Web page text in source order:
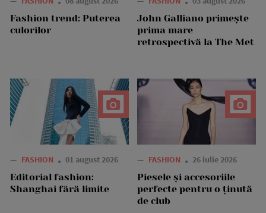
Fashion trend: Puterea
culorilor
John Galliano primește
prima mare
retrospectivă la The Met
— FASHION 01 august 2026
Editorial fashion:
Shanghai fără limite
— FASHION 26 iulie 2026
Piesele și accesoriile
perfecte pentru o ținută
de club